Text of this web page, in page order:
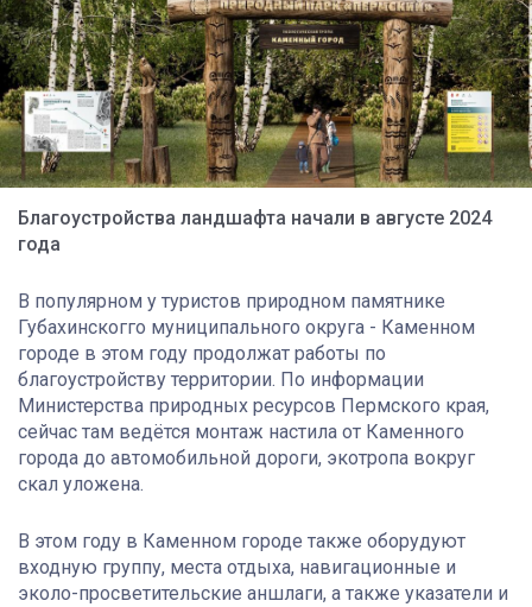
Благоустройства ландшафта начали в августе 2024
года
В популярном у туристов природном памятнике
Губахинскогго муниципального округа - Каменном
городе в этом году продолжат работы по
благоустройству территории. По информации
Министерства природных ресурсов Пермского края,
сейчас там ведётся монтаж настила от Каменного
города до автомобильной дороги, экотропа вокруг
скал уложена.
В этом году в Каменном городе также оборудуют
входную группу, места отдыха, навигационные и
эколо-просветительские аншлаги, а также указатели и